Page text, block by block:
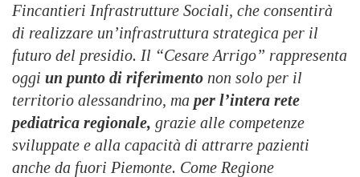
Fincantieri Infrastrutture Sociali, che consentirà
di realizzare un’infrastruttura strategica per il
futuro del presidio. Il “Cesare Arrigo” rappresenta
oggi un punto di riferimento non solo per il
territorio alessandrino, ma per l’intera rete
pediatrica regionale, grazie alle competenze
sviluppate e alla capacità di attrarre pazienti
anche da fuori Piemonte. Come Regione